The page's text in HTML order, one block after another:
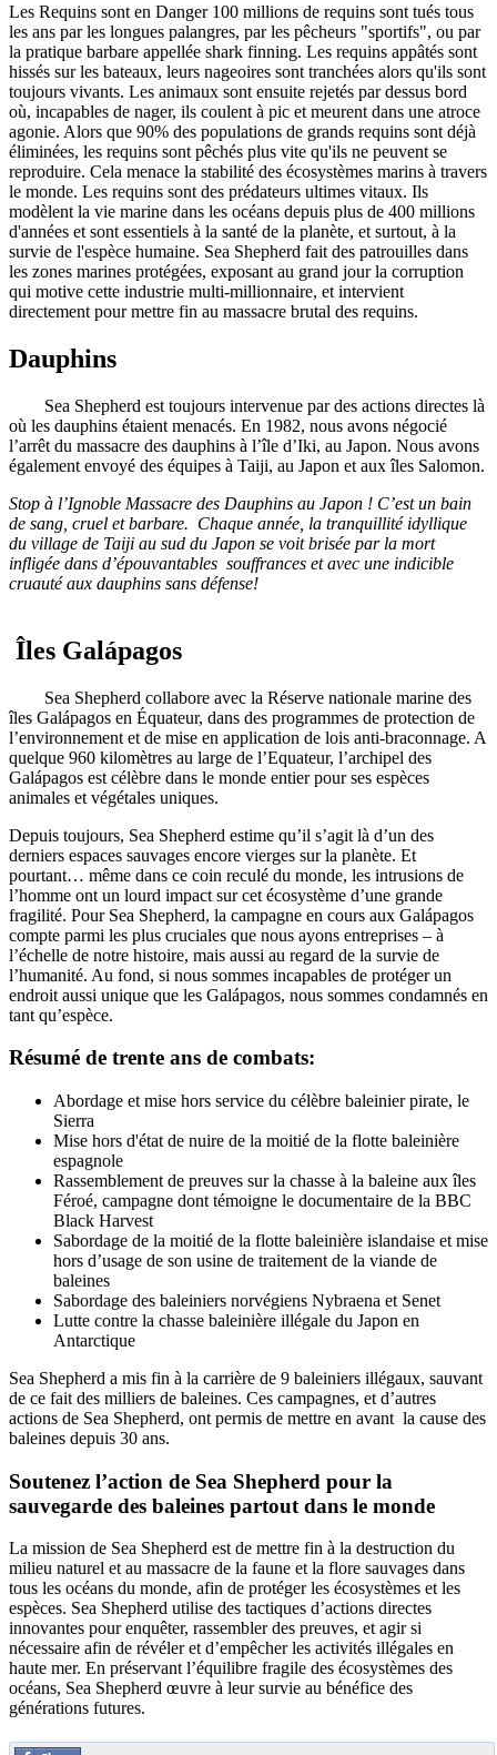
Les Requins sont en Danger 100 millions de requins sont tués tous
les ans par les longues palangres, par les pêcheurs "sportifs", ou par
la pratique barbare appellée shark finning. Les requins appâtés sont
hissés sur les bateaux, leurs nageoires sont tranchées alors qu'ils sont
toujours vivants. Les animaux sont ensuite rejetés par dessus bord
où, incapables de nager, ils coulent à pic et meurent dans une atroce
agonie. Alors que 90% des populations de grands requins sont déjà
éliminées, les requins sont pêchés plus vite qu'ils ne peuvent se
reproduire. Cela menace la stabilité des écosystèmes marins à travers
le monde. Les requins sont des prédateurs ultimes vitaux. Ils
modèlent la vie marine dans les océans depuis plus de 400 millions
d'années et sont essentiels à la santé de la planète, et surtout, à la
survie de l'espèce humaine. Sea Shepherd fait des patrouilles dans
les zones marines protégées, exposant au grand jour la corruption
qui motive cette industrie multi-millionnaire, et intervient
directement pour mettre fin au massacre brutal des requins.
Dauphins
Sea Shepherd est toujours intervenue par des actions directes là
où les dauphins étaient menacés. En 1982, nous avons négocié
l’arrêt du massacre des dauphins à l’île d’Iki, au Japon. Nous avons
également envoyé des équipes à Taiji, au Japon et aux îles Salomon.
Stop à l’Ignoble Massacre des Dauphins au Japon ! C’est un bain
de sang, cruel et barbare. Chaque année, la tranquillité idyllique
du village de Taiji au sud du Japon se voit brisée par la mort
infligée dans d’épouvantables souffrances et avec une indicible
cruauté aux dauphins sans défense!
Îles Galápagos
Sea Shepherd collabore avec la Réserve nationale marine des
îles Galápagos en Équateur, dans des programmes de protection de
l’environnement et de mise en application de lois anti-braconnage. A
quelque 960 kilomètres au large de l’Equateur, l’archipel des
Galápagos est célèbre dans le monde entier pour ses espèces
animales et végétales uniques.
Depuis toujours, Sea Shepherd estime qu’il s’agit là d’un des
derniers espaces sauvages encore vierges sur la planète. Et
pourtant… même dans ce coin reculé du monde, les intrusions de
l’homme ont un lourd impact sur cet écosystème d’une grande
fragilité. Pour Sea Shepherd, la campagne en cours aux Galápagos
compte parmi les plus cruciales que nous ayons entreprises – à
l’échelle de notre histoire, mais aussi au regard de la survie de
l’humanité. Au fond, si nous sommes incapables de protéger un
endroit aussi unique que les Galápagos, nous sommes condamnés en
tant qu’espèce.
Résumé de trente ans de combats:
Abordage et mise hors service du célèbre baleinier pirate, le
Sierra
Mise hors d'état de nuire de la moitié de la flotte baleinière
espagnole
Rassemblement de preuves sur la chasse à la baleine aux îles
Féroé, campagne dont témoigne le documentaire de la BBC
Black Harvest
Sabordage de la moitié de la flotte baleinière islandaise et mise
hors d’usage de son usine de traitement de la viande de
baleines
Sabordage des baleiniers norvégiens Nybraena et Senet
Lutte contre la chasse baleinière illégale du Japon en
Antarctique
Sea Shepherd a mis fin à la carrière de 9 baleiniers illégaux, sauvant
de ce fait des milliers de baleines. Ces campagnes, et d’autres
actions de Sea Shepherd, ont permis de mettre en avant la cause des
baleines depuis 30 ans.
Soutenez l’action de Sea Shepherd pour la
sauvegarde des baleines partout dans le monde
La mission de Sea Shepherd est de mettre fin à la destruction du
milieu naturel et au massacre de la faune et la flore sauvages dans
tous les océans du monde, afin de protéger les écosystèmes et les
espèces. Sea Shepherd utilise des tactiques d’actions directes
innovantes pour enquêter, rassembler des preuves, et agir si
nécessaire afin de révéler et d’empêcher les activités illégales en
haute mer. En préservant l’équilibre fragile des écosystèmes des
océans, Sea Shepherd œuvre à leur survie au bénéfice des
générations futures.